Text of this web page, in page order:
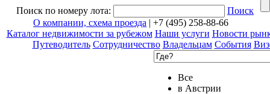
Поиск по номеру лота:
Поиск
О компании, схема проезда | +7 (495) 258-88-66
Каталог недвижимости за рубежом Наши услуги Новости
Путеводитель Сотрудничество Владельцам События
Все
в Австрии